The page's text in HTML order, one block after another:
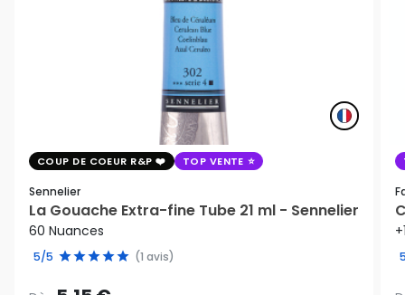
COUP DE COEUR R&P TOP VENTE
Sennelier
La Gouache Extra-fine Tube 21 ml - Sennelier
60 Nuances
5/5 (1 avis)